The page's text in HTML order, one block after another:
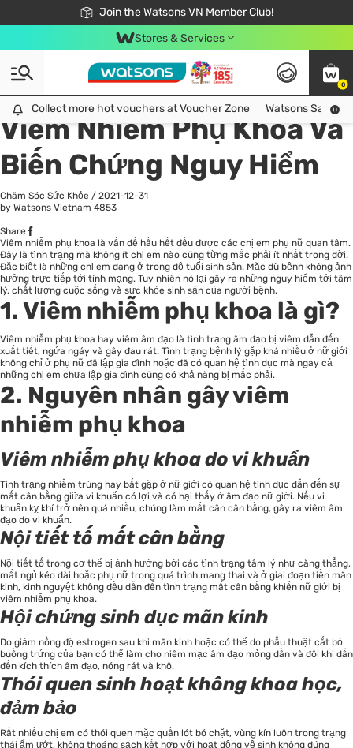
Join the Watsons VN Member Club!
Free Shipping For Order From 249,000Đ
24h Fast delivery in Hồ Chí Minh City
Stores & Services
0
Collect more hot vouchers at Voucher Zone
Collect more hot vouchers at Voucher Zone Watsons Safety
All
Chăm Sóc Cá Nhân
Viêm Nhiễm Phụ Khoa Và
Biến Chứng Nguy Hiểm
Chăm Sóc Sức Khỏe / 2021-12-31
by Watsons Vietnam 4853
Share
Viêm nhiễm phụ khoa là vấn đề hầu hết đều được các chị em phụ nữ quan tâm.
Đây là tình trạng mà không ít chị em nào cũng từng mắc phải ít nhất trong đời.
Đặc biệt là những chị em đang ở trong độ tuổi sinh sản. Mặc dù bệnh không ảnh
hưởng trực tiếp tới tính mạng. Tuy nhiên nó lại gây ra những nguy hiểm tới tâm
lý, chất lượng cuộc sống và sức khỏe sinh sản của người bệnh.
1. Viêm nhiễm phụ khoa là gì?
Viêm nhiễm phụ khoa hay viêm âm đạo là tình trạng âm đạo bị viêm dẫn đến
xuất tiết, ngứa ngáy và gây đau rát. Tình trạng bệnh lý gặp khá nhiều ở nữ giới
không chỉ ở phụ nữ đã lập gia đình hoặc đã có quan hệ tình dục mà ngay cả
những chị em chưa lập gia đình cũng có khả năng bị mắc phải.
2. Nguyên nhân gây viêm
nhiễm phụ khoa
Viêm nhiễm phụ khoa do vi khuẩn
Tình trạng nhiễm trùng hay bắt gặp ở nữ giới có quan hệ tình dục dẫn đến sự
mất cân bằng giữa vi khuẩn có lợi và có hại thấy ở âm đạo nữ giới. Nếu vi
khuẩn kỵ khí trở nên quá nhiều, chúng làm mất cân cân bằng, gây ra viêm âm
đạo do vi khuẩn.
Nội tiết tố mất cân bằng
Nội tiết tố trong cơ thể bị ảnh hưởng bởi các tình trạng tâm lý như căng thẳng,
mất ngủ kéo dài hoặc phụ nữ trong quá trình mang thai và ở giai đoạn tiền mãn
kinh, kinh nguyệt không đều dẫn đến tình trạng mất cân bằng khiến nữ giới bị
viêm nhiễm phụ khoa.
Hội chứng sinh dục mãn kinh
Do giảm nồng độ estrogen sau khi mãn kinh hoặc có thể do phẫu thuật cắt bỏ
buồng trứng của bạn có thể làm cho niêm mạc âm đạo mỏng dần và đôi khi dẫn
đến kích thích âm đạo, nóng rát và khô.
Thói quen sinh hoạt không khoa học,
đảm bảo
Rất nhiều chị em có thói quen mặc quần lót bó chặt, vùng kín luôn trong trạng
thái ẩm ướt, không thoáng sạch kết hợp với hoạt động vệ sinh không đúng